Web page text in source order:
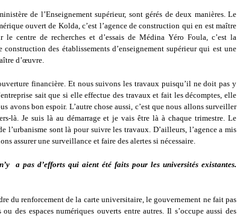
de l’Enseignement supérieur, sont gérés de deux manières. Le
ouvert de Kolda, c’est l’agence de construction qui en est maître
le centre de recherches et d’essais de Médina Yéro Foula, c’est la
des établissements d’enseignement supérieur qui est une
d’œuvre.
financière. Et nous suivons les travaux puisqu’il ne doit pas y
sait que si elle effectue des travaux et fait les décomptes, elle
avons bon espoir. L’autre chose aussi, c’est que nous allons surveiller
là. Je suis là au démarrage et je vais être là à chaque trimestre. Le
l’urbanisme sont là pour suivre les travaux. D’ailleurs, l’agence a mis
assurer une surveillance et faire des alertes si nécessaire.
a pas d’efforts qui aient été faits pour les universités existantes.
du renforcement de la carte universitaire, le gouvernement ne fait pas
des espaces numériques ouverts entre autres. Il s’occupe aussi des